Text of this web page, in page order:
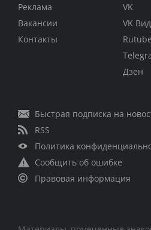
Реклама
Вакансии
Контакты
VK
VK
Rutube
Дзен
Быстрая подписка на
RSS
Политика
Сообщить об ошибке
Правовая информация